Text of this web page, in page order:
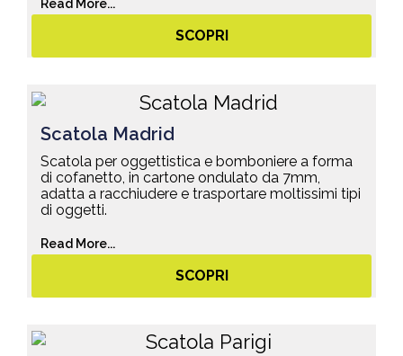
Read More...
SCOPRI
Scatola Madrid
Scatola per oggettistica e bomboniere a forma
di cofanetto, in cartone ondulato da 7mm,
adatta a racchiudere e trasportare moltissimi tipi
di oggetti.
Read More...
SCOPRI